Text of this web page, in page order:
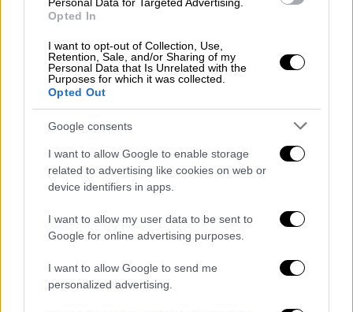
Opted In
I want to opt-out of Collection, Use,
Retention, Sale, and/or Sharing of my
Personal Data that Is Unrelated with the
Purposes for which it was collected.
Opted Out
Google consents
I want to allow Google to enable storage
related to advertising like cookies on web or
device identifiers in apps.
I want to allow my user data to be sent to
Google for online advertising purposes.
I want to allow Google to send me
personalized advertising.
Πολιτική|17.09.2023 13:20
Μητσοτάκης: «Από την πρώτη στιγμή
δώσαμε πολιτική διάσταση στις
περιφερειακές εκλογές» - Τι απάντησε
στο ενδεχόμενο μετεγκατάστασης
χωριών
Όσα είπε απαντώντας σε ερώτηση του OPEN
και της δημοσιογράφου Σοφίας Φασουλάκη